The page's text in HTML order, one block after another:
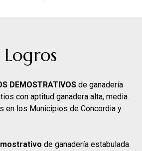
Logros
DEMOSTRATIVOS de ganadería
con aptitud ganadera alta, media
en los Municipios de Concordia y
de ganadería estabulada